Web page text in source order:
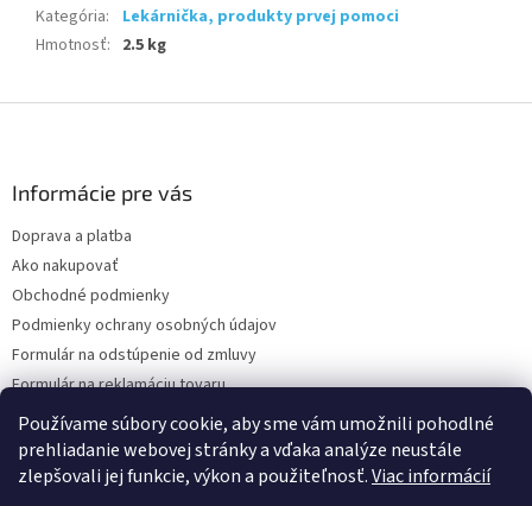
Používame súbory cookie, aby sme vám umožnili pohodlné
prehliadanie webovej stránky a vďaka analýze neustále
zlepšovali jej funkcie, výkon a použiteľnosť.Viac informácií
Kategória:
Lekárnička, produkty prvej pomoci
Hmotnosť: 2.5 kg
Informácie pre vás
Doprava a platba
Ako nakupovať
Obchodné podmienky
Podmienky ochrany osobných údajov
Formulár na odstúpenie od zmluvy
Formulár na reklamáciu tovaru
Kontakty